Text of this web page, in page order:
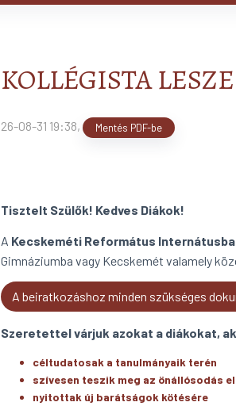
KOLLÉGISTA
26-08-31 19:38, Mentés PDF-be
Tisztelt Szülők! Kedves Diákok!
A Kecskeméti Református Internátusba
Gimnáziumba vagy Kecskemét valamely
A beiratkozáshoz minden szükséges
Szeretettel várjuk azokat a diákokat,
céltudatosak a tanulmányaik terén
szívesen teszik meg az önállósodás
nyitottak új barátságok kötésére